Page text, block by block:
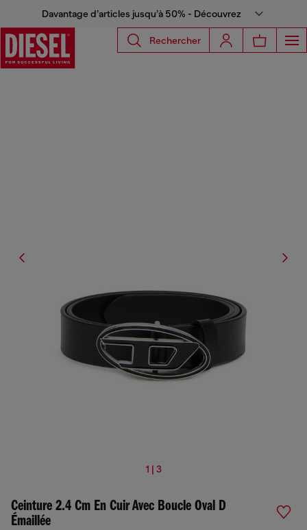
Davantage d’articles jusqu’à 50% - Découvrez
Rechercher
1 | 3
Ceinture 2.4 Cm En Cuir Avec Boucle Oval D
Émaillée